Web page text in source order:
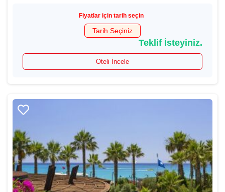
Fiyatlar için tarih seçin
Tarih Seçiniz
Teklif İsteyiniz.
Oteli İncele